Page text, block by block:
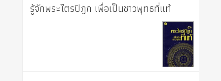
รู้จักพระไตรปิฎก เพื่อเป็นชาวพุทธที่แท้